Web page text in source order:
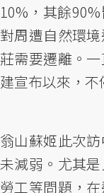
10%，其餘
對周遭自然環
莊需要遷離。
建宣布以來，不
翁山蘇姬此次
未減弱。尤其
勞工等問題，